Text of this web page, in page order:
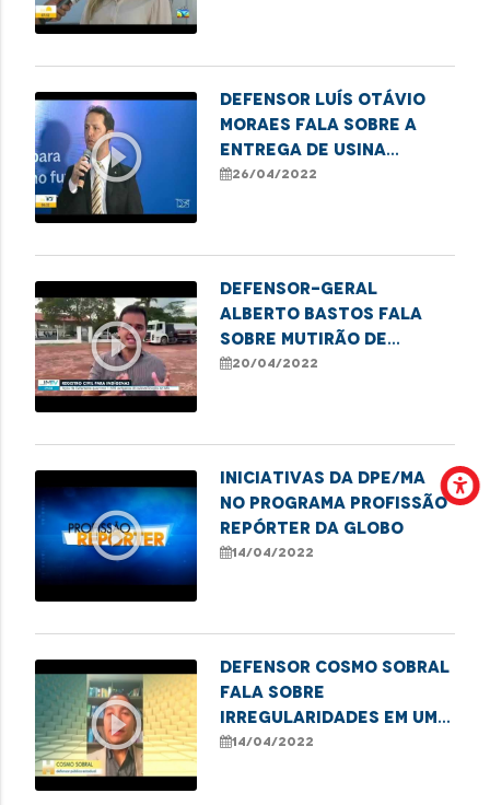
play_circle_outline
Defensor Luís Otávio
Moraes fala sobre a
entrega de usina
elétrica para o
26/04/2022
play_circle_outline
Defensor-geral
Alberto Bastos fala
sobre mutirão de
documentação básica
20/04/2022
play_circle_outline
Iniciativas da DPE/MA
no programa Profissão
Repórter da Globo
14/04/2022
play_circle_outline
Defensor Cosmo Sobral
fala sobre
irregularidades em um
dos principais hospitais
14/04/2022